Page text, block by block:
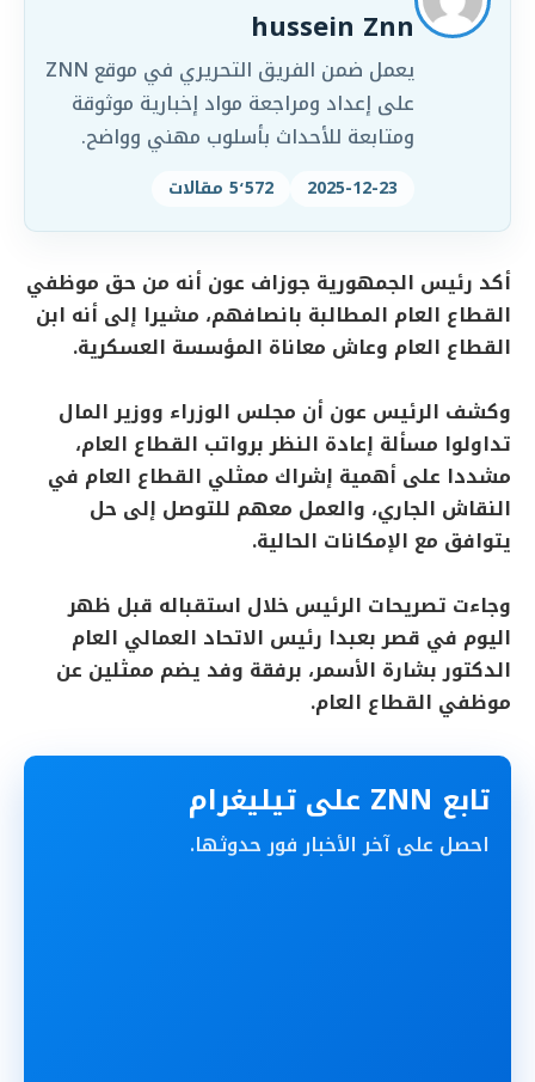
hussein Znn
يعمل ضمن الفريق التحريري في موقع ZNN
على إعداد ومراجعة مواد إخبارية موثوقة
ومتابعة للأحداث بأسلوب مهني وواضح.
2025-12-23 5٬572 مقالات
أكد رئيس الجمهورية جوزاف عون أنه من حق موظفي
القطاع العام المطالبة بانصافهم، مشيرا إلى أنه ابن
القطاع العام وعاش معاناة المؤسسة العسكرية.
وكشف الرئيس عون أن مجلس الوزراء ووزير المال
تداولوا مسألة إعادة النظر برواتب القطاع العام،
مشددا على أهمية إشراك ممثلي القطاع العام في
النقاش الجاري، والعمل معهم للتوصل إلى حل
يتوافق مع الإمكانات الحالية.
وجاءت تصريحات الرئيس خلال استقباله قبل ظهر
اليوم في قصر بعبدا رئيس الاتحاد العمالي العام
الدكتور بشارة الأسمر، برفقة وفد يضم ممثلين عن
موظفي القطاع العام.
تابع ZNN على تيليغرام
احصل على آخر الأخبار فور حدوثها.